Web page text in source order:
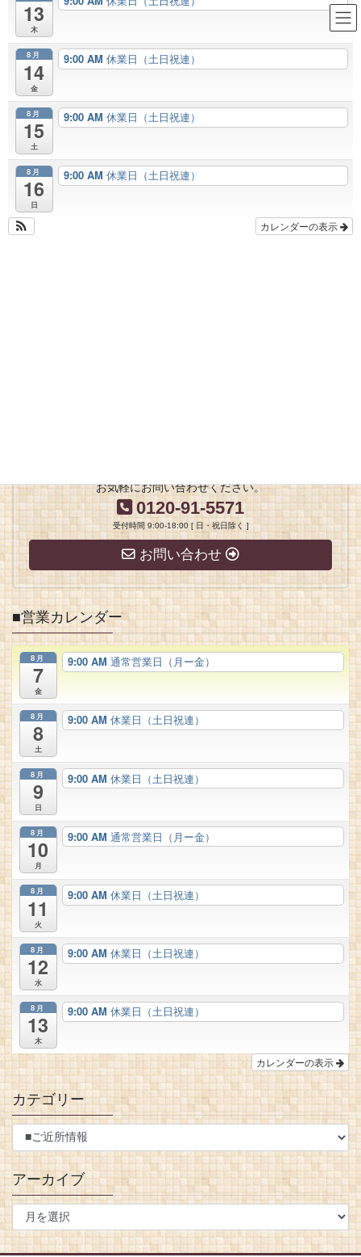
足立区 耐震 断熱 新築 まる
ごとリフォーム｜住まいの性能
を向上リノベーション｜株式会
社太田工務店｜ 近所の住まいの
専門家 ｜ こだわる住まい │ 住
お気軽にお問い合わせください。
0120-91-5571
受付時間 9:00-18:00 [ 日・祝日除く ]
お問い合わせ
■営業カレンダー
8月
7
金
9:00 AM 通常営業日（月ー金）
8月
8
土
9:00 AM 休業日（土日祝連）
8月
9
日
9:00 AM 休業日（土日祝連）
8月
10
月
9:00 AM 通常営業日（月ー金）
8月
11
火
9:00 AM 休業日（土日祝連）
8月
12
水
9:00 AM 休業日（土日祝連）
8月
13
木
9:00 AM 休業日（土日祝連）
カレンダーの表示
カテゴリー
アーカイブ
13
木
8月
14
金
9:00 AM 休業日（土日祝連）
8月
15
土
9:00 AM 休業日（土日祝連）
8月
16
日
9:00 AM 休業日（土日祝連）
カレンダーの表示